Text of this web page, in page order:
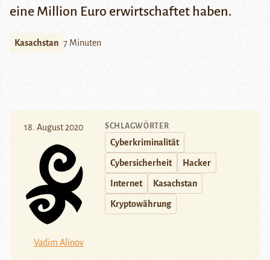
eine Million Euro erwirtschaftet haben.
Kasachstan 7 Minuten
18. August 2020
Vadim Alinov
SCHLAGWÖRTER
Cyberkriminalität
Cybersicherheit Hacker
Internet Kasachstan
Kryptowährung